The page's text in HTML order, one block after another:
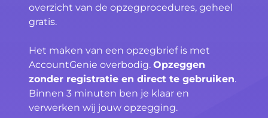
overzicht van de opzegprocedures, geheel
gratis.
Het maken van een opzegbrief is met
AccountGenie overbodig. Opzeggen
zonder registratie en direct te gebruiken.
Binnen 3 minuten ben je klaar en
verwerken wij jouw opzegging.